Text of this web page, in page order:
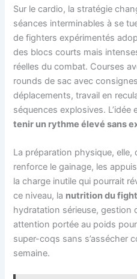
Sur le cardio, la stratégie
séances interminables à se
de fighters expérimentés
des blocs courts mais
réelles du combat. Courses
rounds de sac avec
déplacements, travail en
séquences explosives. L’idée
tenir un rythme élevé sans
La préparation physique, elle,
renforce le gainage, les
la charge inutile qui pourrait
ce niveau, la nutrition du
hydratation sérieuse, gestion
attention portée au poids
super-coqs sans s’assécher
semaine.